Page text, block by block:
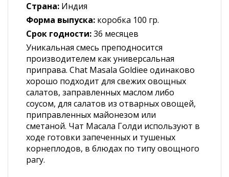
Страна: Индия
Форма выпуска: коробка 100 гр.
Срок годности:36 месяцев
Уникальная смесь преподносится
производителем как универсальная
приправа. Chat Masala Goldiee одинаково
хорошо подходит для свежих овощных
салатов, заправленных маслом либо
соусом, для салатов из отварных овощей,
приправленных майонезом или
сметаной. Чат Масала Голди используют в
ходе готовки запеченных и тушеных
корнеплодов, в блюдах по типу овощного
рагу.